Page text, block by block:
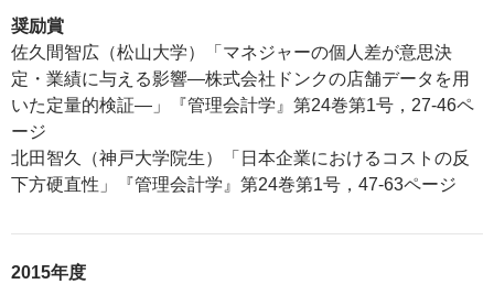
奨励賞
佐久間智広（松山大学）「マネジャーの個人差が意思決
定・業績に与える影響―株式会社ドンクの店舗データを用
いた定量的検証―」『管理会計学』第24巻第1号，27-46ペ
ージ
北田智久（神戸大学院生）「日本企業におけるコストの反
下方硬直性」『管理会計学』第24巻第1号，47-63ページ
2015年度